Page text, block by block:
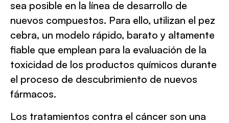
sea posible en la línea de desarrollo de
nuevos compuestos. Para ello, utilizan el pez
cebra, un modelo rápido, barato y altamente
fiable que emplean para la evaluación de la
toxicidad de los productos químicos durante
el proceso de descubrimiento de nuevos
fármacos.
Los tratamientos contra el cáncer son una